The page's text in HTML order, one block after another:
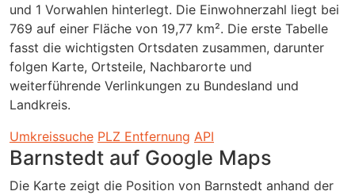
und 1 Vorwahlen hinterlegt. Die Einwohnerzahl liegt bei
769 auf einer Fläche von 19,77 km². Die erste Tabelle
fasst die wichtigsten Ortsdaten zusammen, darunter
folgen Karte, Ortsteile, Nachbarorte und
weiterführende Verlinkungen zu Bundesland und
Landkreis.
Umkreissuche PLZ Entfernung API
Barnstedt auf Google Maps
Die Karte zeigt die Position von Barnstedt anhand der